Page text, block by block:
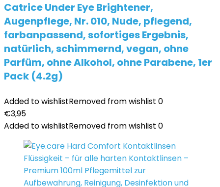
Catrice Under Eye Brightener,
Augenpflege, Nr. 010, Nude, pflegend,
farbanpassend, sofortiges Ergebnis,
natürlich, schimmernd, vegan, ohne
Parfüm, ohne Alkohol, ohne Parabene, 1er
Pack (4.2g)
Added to wishlistRemoved from wishlist 0
€3,95
Added to wishlistRemoved from wishlist 0